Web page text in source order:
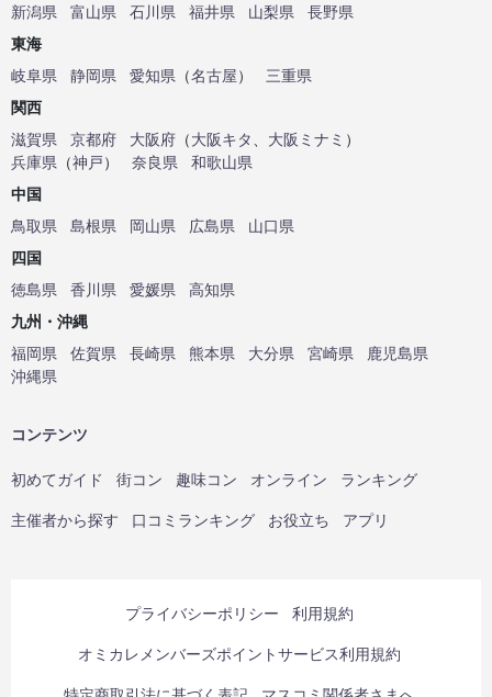
新潟県
富山県 石川県 福井県 山梨県
長野県
東海
岐阜県
静岡県 愛知県 （名古屋）
三重県
関西
滋賀県
京都府 大阪府 （大阪キタ 大阪ミナミ ）
兵庫県 （神戸） 奈良県
和歌山県
中国
鳥取県
島根県 岡山県 広島県
山口県
四国
徳島県
香川県 愛媛県
高知県
九州・沖縄
福岡県
佐賀県 長崎県 熊本県 大分県 宮崎県
鹿児島県
沖縄県
コンテンツ
初めてガイド 街コン 趣味コン オンライン ランキング
主催者から探す 口コミランキング お役立ち アプリ
プライバシーポリシー 利用規約
オミカレメンバーズポイントサービス利用規約